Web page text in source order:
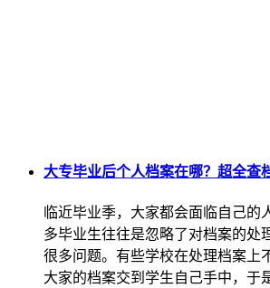
大专毕业后个人档案在哪？超全查
临近毕业季，大家都会面临自己的
多毕业生往往是忽略了对档案的处
很多问题。有些学校在处理档案上
大家的档案交到学生自己手中，于